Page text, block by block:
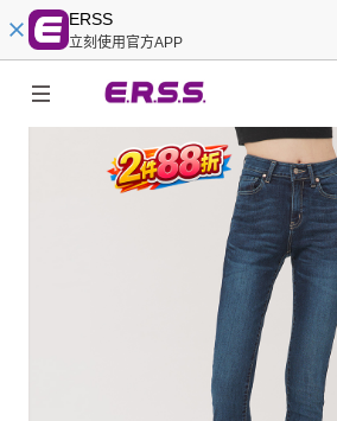
ERSS
立刻使用官方APP